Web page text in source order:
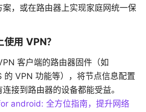
案，或在路由器上实现家庭网统一保
用 VPN？
客户端的路由器固件（如
的 VPN 功能等），将节点信息配置
接到路由器的设备都能受益。
android: 全方位指南，提升网络